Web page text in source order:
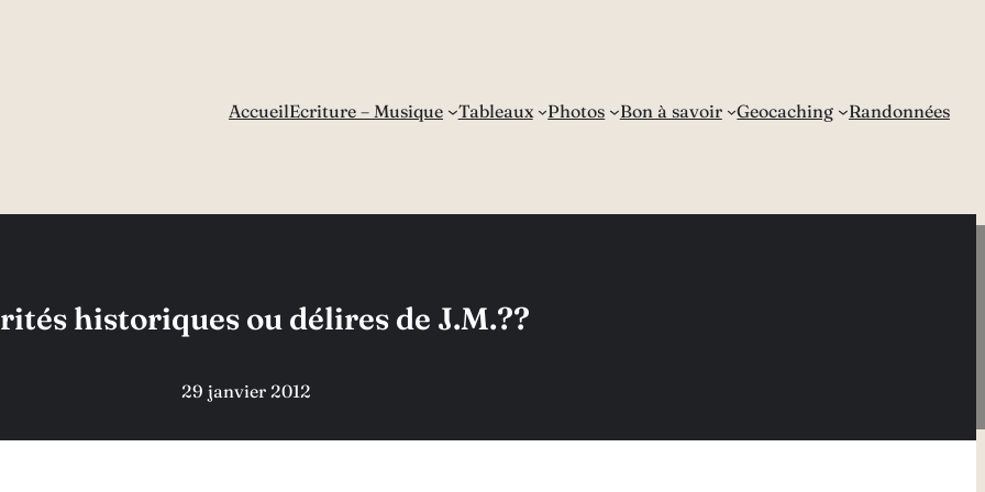
AccueilEcriture – Musique Tableaux Photos Bon à savoir Geocaching Randonnées
historiques ou délires de J.M.??
29 janvier 2012